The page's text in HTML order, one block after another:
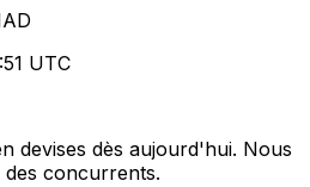
UTC
devises dès aujourd'hui. Nous
concurrents.